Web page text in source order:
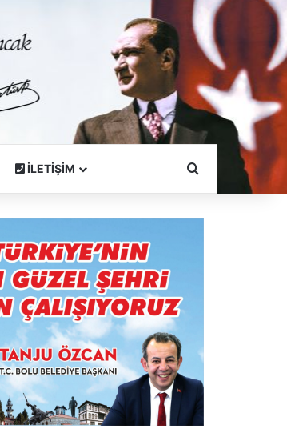
İLETİŞİM Arama Yapın